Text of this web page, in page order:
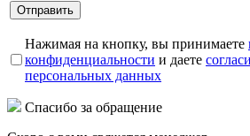
Нажимая на кнопку, вы принимаете
конфиденциальности и даете
персональных данных
Спасибо за обращение